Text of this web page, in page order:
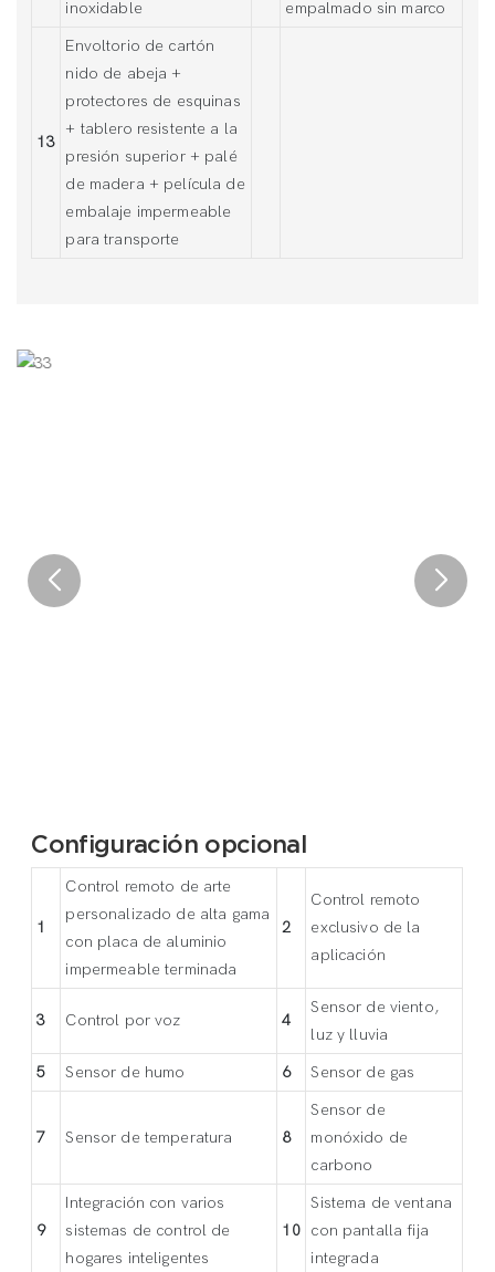
inoxidable empalmado sin marco
13
Envoltorio de cartón
nido de abeja +
protectores de esquinas
+ tablero resistente a la
presión superior + palé
de madera + película de
embalaje impermeable
para transporte
Configuración opcional
1
Control remoto de arte
personalizado de alta gama
con placa de aluminio
impermeable terminada
2
Control remoto
exclusivo de la
aplicación
3 Control por voz 4
Sensor de viento,
luz y lluvia
5
Sensor de humo 6 Sensor de gas
7 Sensor de temperatura 8
Sensor de
monóxido de
carbono
9
Integración con varios
sistemas de control de
hogares inteligentes
10
Sistema de ventana
con pantalla fija
integrada